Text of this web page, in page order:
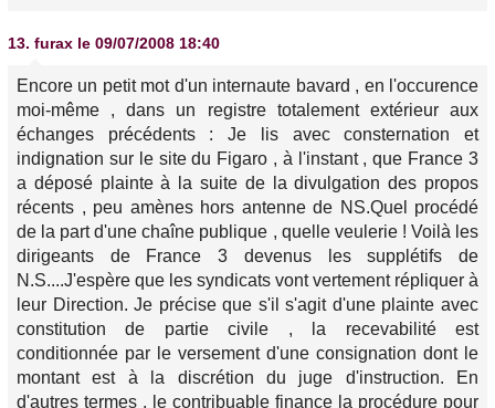
13. furax le 09/07/2008 18:40
Encore un petit mot d'un internaute bavard , en l'occurence
moi-même , dans un registre totalement extérieur aux
échanges précédents : Je lis avec consternation et
indignation sur le site du Figaro , à l'instant , que France 3
a déposé plainte à la suite de la divulgation des propos
récents , peu amènes hors antenne de NS.Quel procédé
de la part d'une chaîne publique , quelle veulerie ! Voilà les
dirigeants de France 3 devenus les supplétifs de
N.S....J'espère que les syndicats vont vertement répliquer à
leur Direction. Je précise que s'il s'agit d'une plainte avec
constitution de partie civile , la recevabilité est
conditionnée par le versement d'une consignation dont le
montant est à la discrétion du juge d'instruction. En
d'autres termes , le contribuable finance la procédure pour